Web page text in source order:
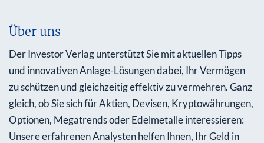
Über uns
Der Investor Verlag unterstützt Sie mit aktuellen Tipps
und innovativen Anlage-Lösungen dabei, Ihr Vermögen
zu schützen und gleichzeitig effektiv zu vermehren. Ganz
gleich, ob Sie sich für Aktien, Devisen, Kryptowährungen,
Optionen, Megatrends oder Edelmetalle interessieren:
Unsere erfahrenen Analysten helfen Ihnen, Ihr Geld in